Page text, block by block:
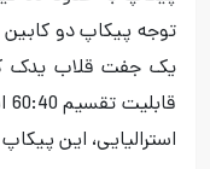
توجه پیکاپ دو کابین
یک جفت قلاب یدک
استرالیایی، این